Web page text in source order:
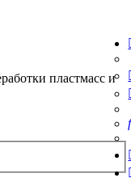
пластмасс и